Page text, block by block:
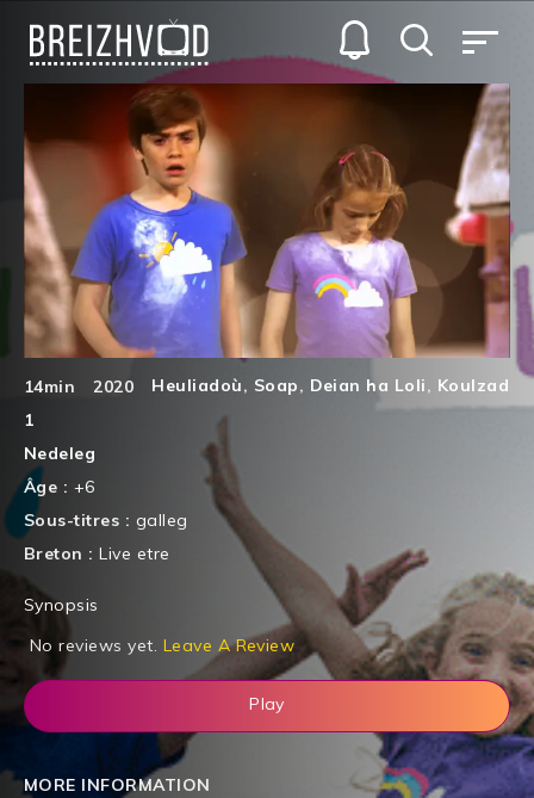
14min 2020 Heuliadoù, Soap, Deian ha Loli, Koulzad
1
Nedeleg
Âge : +6
Sous-titres : galleg
Breton :Live etre
Synopsis
No reviews yet. Leave A Review
Play
MORE INFORMATION